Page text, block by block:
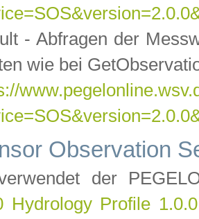
- Abfragen der
wie bei
Observation
der
Hydrology Profile